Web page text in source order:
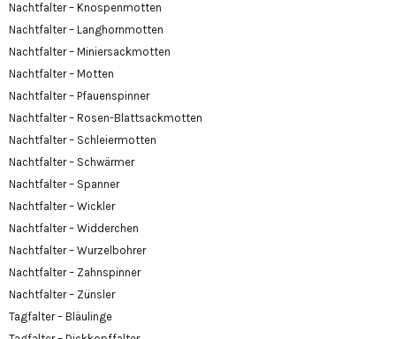
Nachtfalter – Knospenmotten
Nachtfalter – Langhornmotten
Nachtfalter – Miniersackmotten
Nachtfalter – Motten
Nachtfalter – Pfauenspinner
Nachtfalter – Rosen-Blattsackmotten
Nachtfalter – Schleiermotten
Nachtfalter – Schwärmer
Nachtfalter – Spanner
Nachtfalter – Wickler
Nachtfalter – Widderchen
Nachtfalter – Wurzelbohrer
Nachtfalter – Zahnspinner
Nachtfalter – Zünsler
Tagfalter – Bläulinge